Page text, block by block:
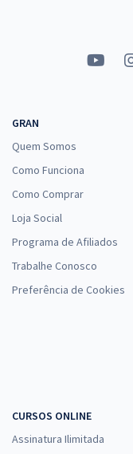
GRAN
Quem Somos
Como Funciona
Como Comprar
Loja Social
Programa de Afiliados
Trabalhe Conosco
Preferência de Cookies
CURSOS ONLINE
Assinatura Ilimitada